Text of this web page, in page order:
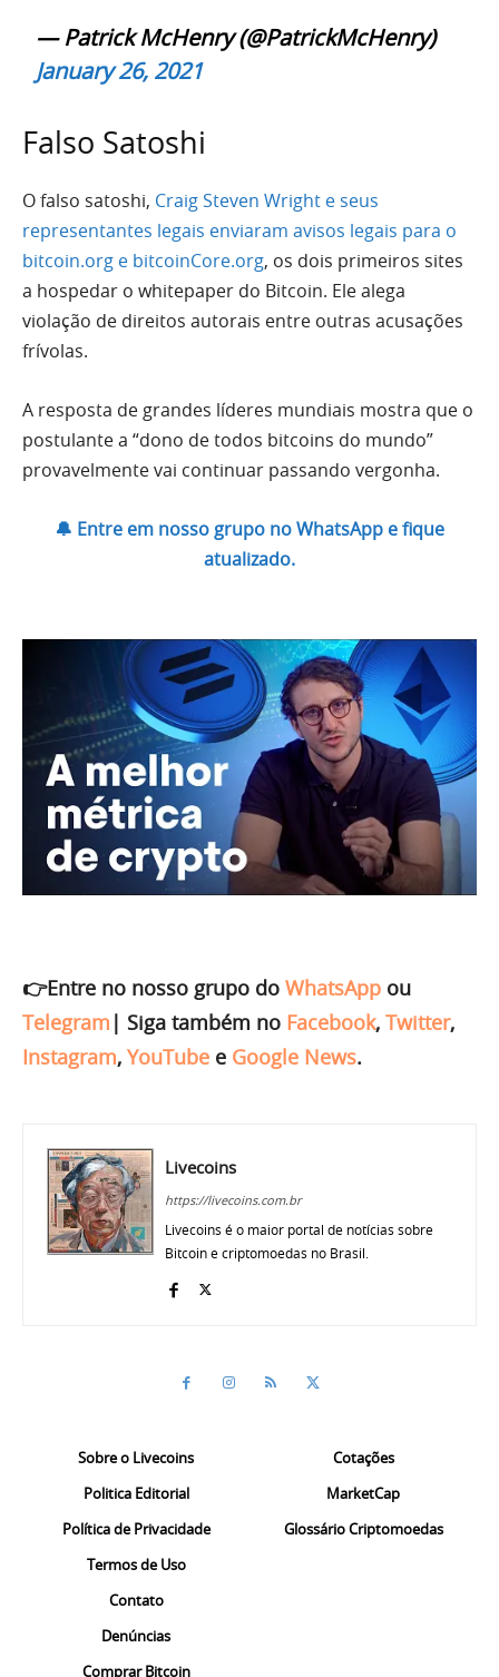
— Patrick McHenry (@PatrickMcHenry)
January 26, 2021
Falso Satoshi
O falso satoshi, Craig Steven Wright e seus
representantes legais enviaram avisos legais para o
bitcoin.org e bitcoinCore.org, os dois primeiros sites
a hospedar o whitepaper do Bitcoin. Ele alega
violação de direitos autorais entre outras acusações
frívolas.
A resposta de grandes líderes mundiais mostra que o
postulante a “dono de todos bitcoins do mundo”
provavelmente vai continuar passando vergonha.
🔔 Entre em nosso grupo no WhatsApp e fique
atualizado.
👉Entre no nosso grupo do WhatsApp ou
Telegram | Siga também no Facebook, Twitter,
Instagram, YouTube e Google News.
Livecoins
https://livecoins.com.br
Livecoins é o maior portal de notícias sobre
Bitcoin e criptomoedas no Brasil.
Sobre o Livecoins
Politica Editorial
Política de Privacidade
Termos de Uso
Contato
Denúncias
Comprar Bitcoin
Cotações
MarketCap
Glossário Criptomoedas